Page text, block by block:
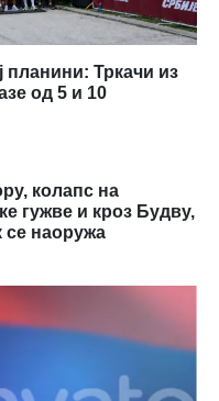
планини: Тркачи из
од 5 и 10
колапс на
гужве и кроз Будву,
се наоружа